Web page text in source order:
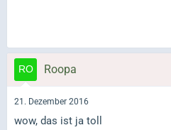
Roopa
21. Dezember 2016
wow, das ist ja toll